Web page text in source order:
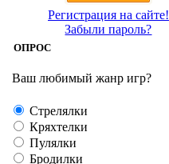
Регистрация на сайте!
Забыли пароль?
ОПРОС
Ваш любимый жанр игр?
Стрелялки
Кряхтелки
Пулялки
Бродилки